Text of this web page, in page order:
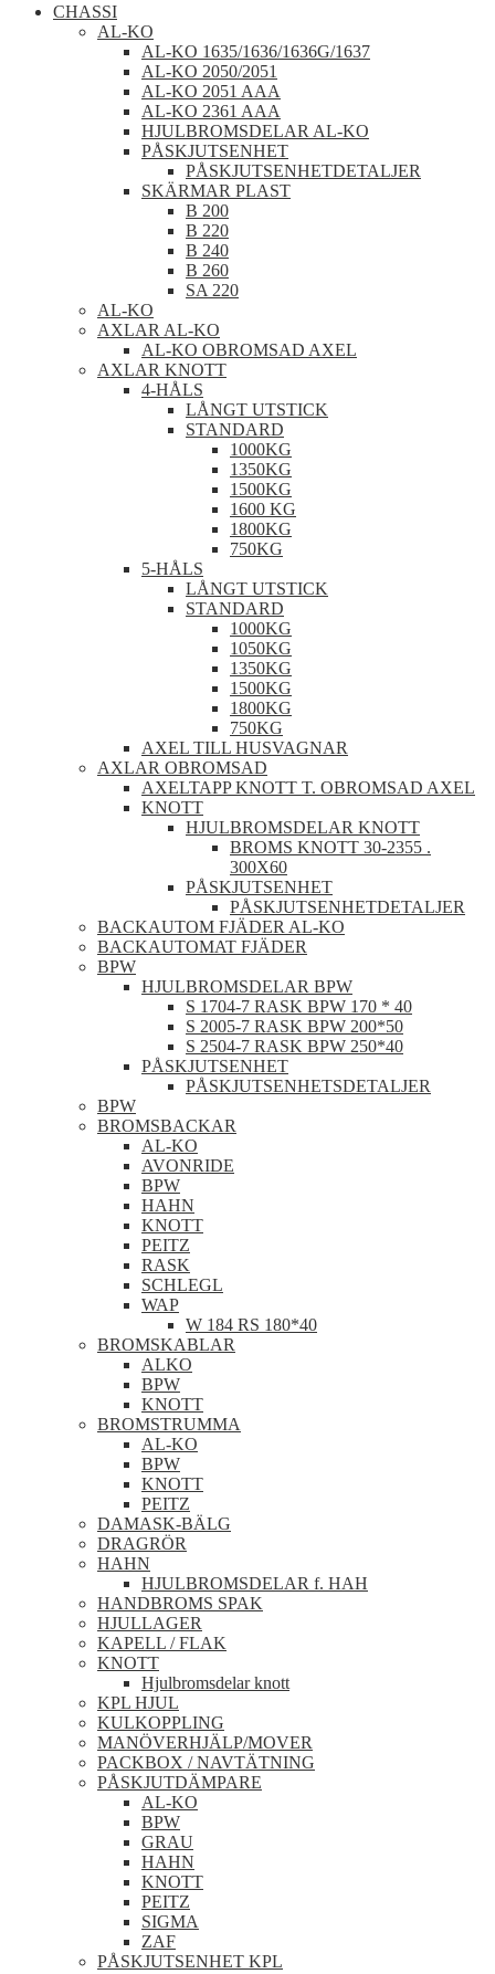
CHASSI
AL-KO
AL-KO 1635/1636/1636G/1637
AL-KO 2050/2051
AL-KO 2051 AAA
AL-KO 2361 AAA
HJULBROMSDELAR AL-KO
PÅSKJUTSENHET
PÅSKJUTSENHETDETALJER
SKÄRMAR PLAST
B 200
B 220
B 240
B 260
SA 220
AL-KO
AXLAR AL-KO
AL-KO OBROMSAD AXEL
AXLAR KNOTT
4-HÅLS
LÅNGT UTSTICK
STANDARD
1000KG
1350KG
1500KG
1600 KG
1800KG
750KG
5-HÅLS
LÅNGT UTSTICK
STANDARD
1000KG
1050KG
1350KG
1500KG
1800KG
750KG
AXEL TILL HUSVAGNAR
AXLAR OBROMSAD
AXELTAPP KNOTT T. OBROMSAD AXEL
KNOTT
HJULBROMSDELAR KNOTT
BROMS KNOTT 30-2355 .
300X60
PÅSKJUTSENHET
PÅSKJUTSENHETDETALJER
BACKAUTOM FJÄDER AL-KO
BACKAUTOMAT FJÄDER
BPW
HJULBROMSDELAR BPW
S 1704-7 RASK BPW 170 * 40
S 2005-7 RASK BPW 200*50
S 2504-7 RASK BPW 250*40
PÅSKJUTSENHET
PÅSKJUTSENHETSDETALJER
BPW
BROMSBACKAR
AL-KO
AVONRIDE
BPW
HAHN
KNOTT
PEITZ
RASK
SCHLEGL
WAP
W 184 RS 180*40
BROMSKABLAR
ALKO
BPW
KNOTT
BROMSTRUMMA
AL-KO
BPW
KNOTT
PEITZ
DAMASK-BÄLG
DRAGRÖR
HAHN
HJULBROMSDELAR f. HAH
HANDBROMS SPAK
HJULLAGER
KAPELL / FLAK
KNOTT
Hjulbromsdelar knott
KPL HJUL
KULKOPPLING
MANÖVERHJÄLP/MOVER
PACKBOX / NAVTÄTNING
PÅSKJUTDÄMPARE
AL-KO
BPW
GRAU
HAHN
KNOTT
PEITZ
SIGMA
ZAF
PÅSKJUTSENHET KPL